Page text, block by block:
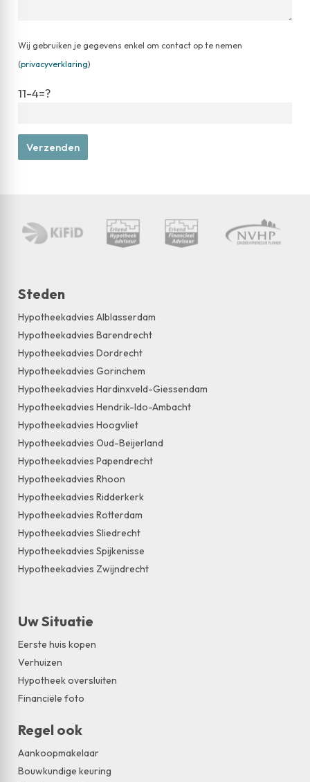
Wij gebruiken je gegevens enkel om contact op te nemen
(privacyverklaring)
11-4=?
Steden
Hypotheekadvies Alblasserdam
Hypotheekadvies Barendrecht
Hypotheekadvies Dordrecht
Hypotheekadvies Gorinchem
Hypotheekadvies Hardinxveld-Giessendam
Hypotheekadvies Hendrik-Ido-Ambacht
Hypotheekadvies Hoogvliet
Hypotheekadvies Oud-Beijerland
Hypotheekadvies Papendrecht
Hypotheekadvies Rhoon
Hypotheekadvies Ridderkerk
Hypotheekadvies Rotterdam
Hypotheekadvies Sliedrecht
Hypotheekadvies Spijkenisse
Hypotheekadvies Zwijndrecht
Uw Situatie
Eerste huis kopen
Verhuizen
Hypotheek oversluiten
Financiële foto
Regel ook
Aankoopmakelaar
Bouwkundige keuring